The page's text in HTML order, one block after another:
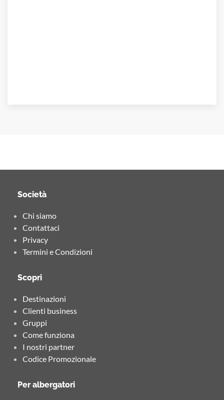
Società
Chi siamo
Contattaci
Privacy
Termini e Condizioni
Scopri
Destinazioni
Clienti business
Gruppi
Come funziona
I nostri partner
Codice Promozionale
Per albergatori